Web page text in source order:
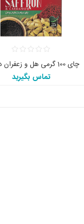
چای 100 گرمی هل و زعفران دوغزال
تماس بگیرید